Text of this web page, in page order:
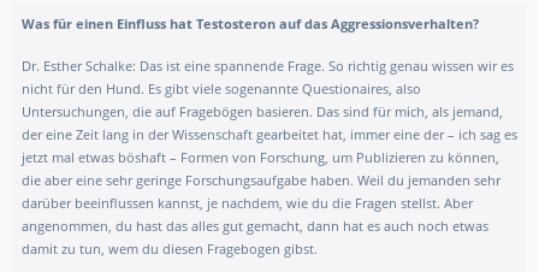
Was für einen Einfluss hat Testosteron auf das Aggressionsverhalten?
Dr. Esther Schalke: Das ist eine spannende Frage. So richtig genau wissen wir es
nicht für den Hund. Es gibt viele sogenannte Questionaires, also
Untersuchungen, die auf Fragebögen basieren. Das sind für mich, als jemand,
der eine Zeit lang in der Wissenschaft gearbeitet hat, immer eine der – ich sag es
jetzt mal etwas böshaft – Formen von Forschung, um Publizieren zu können,
die aber eine sehr geringe Forschungsaufgabe haben. Weil du jemanden sehr
darüber beeinflussen kannst, je nachdem, wie du die Fragen stellst. Aber
angenommen, du hast das alles gut gemacht, dann hat es auch noch etwas
damit zu tun, wem du diesen Fragebogen gibst.